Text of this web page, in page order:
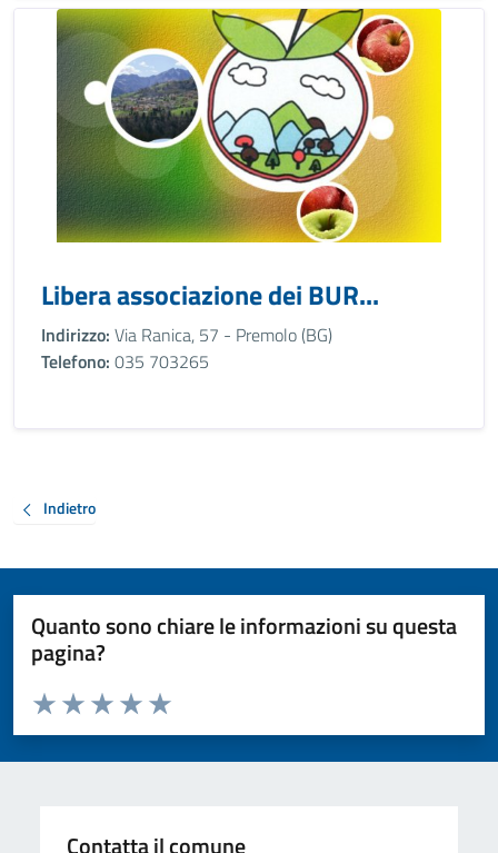
Libera associazione dei BUR...
Indirizzo: Via Ranica, 57 - Premolo (BG)
Telefono: 035 703265
Indietro
Quanto sono chiare le informazioni su questa
pagina?
Valuta da 1 a 5 stelle la pagina
Valuta 5 stelle su 5
Valuta 4 stelle su 5
Valuta 3 stelle su 5
Valuta 2 stelle su 5
Valuta 1 stelle su 5
Contatta il comune